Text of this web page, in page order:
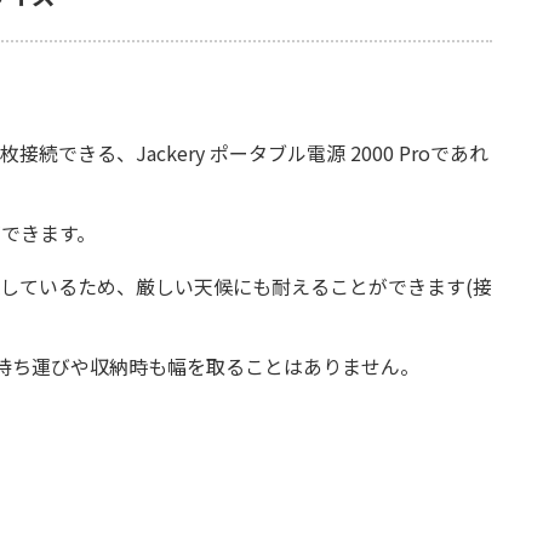
接続できる、Jackery ポータブル電源 2000 Proであれ
ます。
ているため、厳しい天候にも耐えることができます(接
運びや収納時も幅を取ることはありません。